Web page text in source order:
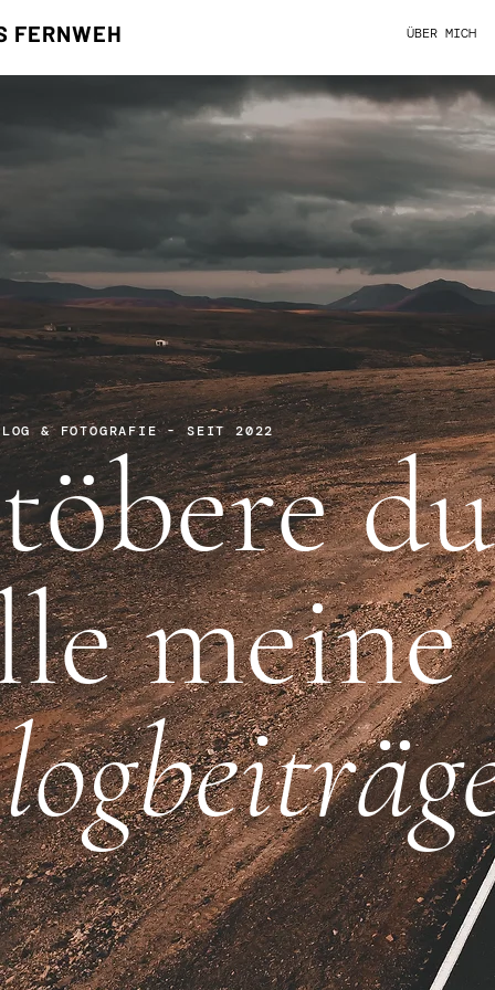
FERNWEH ÜBER MICH
& FOTOGRAFIE - SEIT 2022
meine